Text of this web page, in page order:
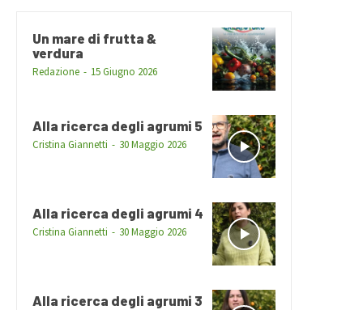
Un mare di frutta &
verdura
Redazione - 15 Giugno 2026
Alla ricerca degli agrumi 5
Cristina Giannetti - 30 Maggio 2026
Alla ricerca degli agrumi 4
Cristina Giannetti - 30 Maggio 2026
Alla ricerca degli agrumi 3